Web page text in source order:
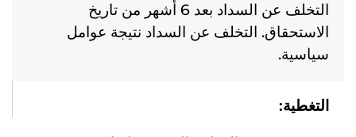
التخلف عن السداد بعد 6 أشهر من تاريخ
الاستحقاق. التخلف عن السداد نتيجة عوامل
سياسية.
التغطية: